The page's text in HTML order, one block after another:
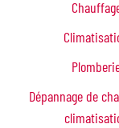
Dépannage de